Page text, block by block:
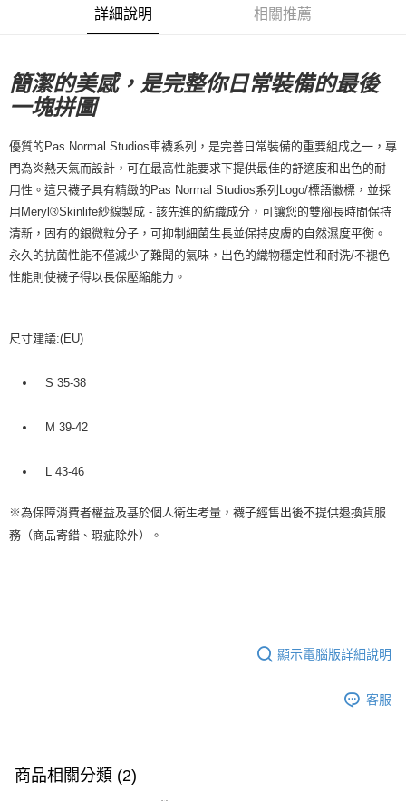
每筆NT$80，滿NT$10,000(含以上)免運費
宅配
詳細說明 相關推薦
簡潔的美感，是完整你日常裝備的最後
一塊拼圖
優質的Pas Normal Studios車襪系列，是完善日常裝備的重要組成之一，專
門為炎熱天氣而設計，可在最高性能要求下提供最佳的舒適度和出色的耐
用性。這只襪子具有精緻的Pas Normal Studios系列Logo/標語徽標，並採
用Meryl®Skinlife紗線製成 - 該先進的紡織成分，可讓您的雙腳長時間保持
清新，固有的銀微粒分子，可抑制細菌生長並保持皮膚的自然濕度平衡。
永久的抗菌性能不僅減少了難聞的氣味，出色的織物穩定性和耐洗/不褪色
性能則使襪子得以長保壓縮能力。
尺寸建議:(EU)
S 35-38
M 39-42
L 43-46
※為保障消費者權益及基於個人衛生考量，襪子經售出後不提供退換貨服
務（商品寄錯、瑕疵除外）
。
顯示電腦版詳細說明
客服
商品相關分類 (2)